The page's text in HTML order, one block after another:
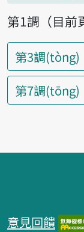
第1調（目前
第3調(tòng)
第7調(tōng)
意見回饋